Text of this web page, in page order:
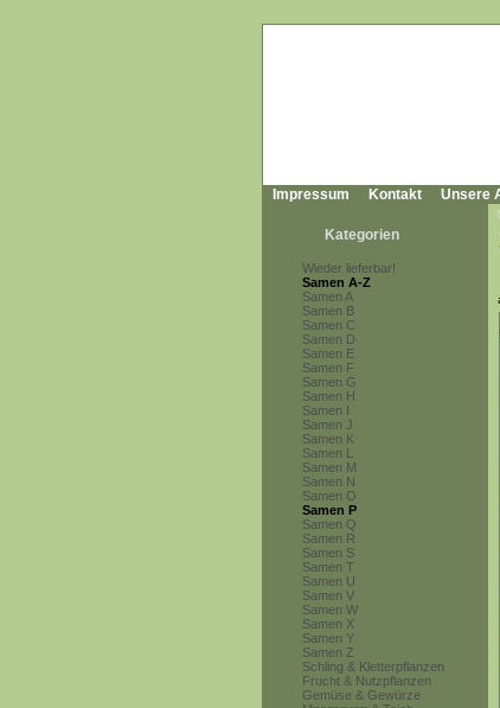
Impressum Kontakt Unsere
Kategorien
Wieder lieferbar!
Samen A-Z
Samen A
Samen B
Samen C
Samen D
Samen E
Samen F
Samen G
Samen H
Samen I
Samen J
Samen K
Samen L
Samen M
Samen N
Samen O
Samen P
Samen Q
Samen R
Samen S
Samen T
Samen U
Samen V
Samen W
Samen X
Samen Y
Samen Z
Schling & Kletterpflanzen
Frucht & Nutzpflanzen
Gemüse & Gewürze